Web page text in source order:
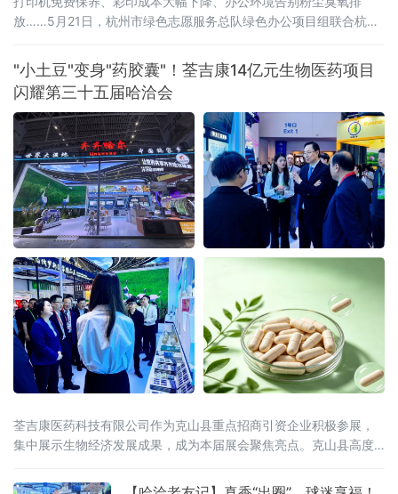
放……5月21日，杭州市绿色志愿服务总队绿色办公项目组联合杭州
设备有限公司等机构，组织志愿者走进滨江区西兴产业社区，在盛
大科技园开展绿色办公主题惠企服务。由爱普生（中国）有限公司
与杭州神驰数码办公设备有限公司共同推进的“轻彩畅印”方案成为亮
点，该方案以独家冷
"小土豆"变身"药胶囊"！荃吉康14亿元生物医药项目
闪耀第三十五届哈洽会
荃吉康医药科技有限公司作为克山县重点招商引资企业积极参展，
集中展示生物经济发展成果，成为本届展会聚焦亮点。克山县高度
定生物经济发展方向，积极推动马铃薯深加工与医